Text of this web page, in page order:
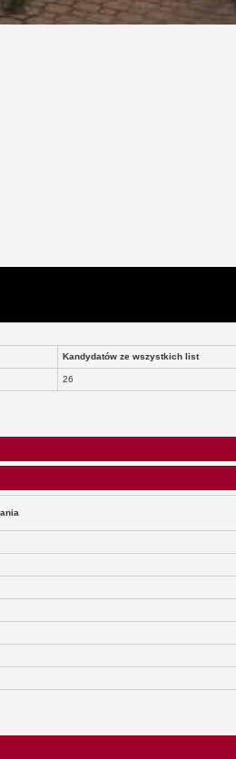
Kandydatów ze wszystkich list
26